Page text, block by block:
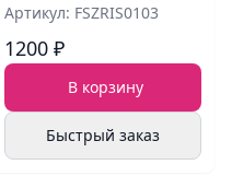
Артикул: FSZRIS0103
1200 ₽
В корзину
Быстрый заказ